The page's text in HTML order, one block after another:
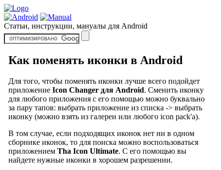
Статьи, инструкции, мануалы для Android
Как поменять иконки в Android
Для того, чтобы поменять иконки лучше всего подойдет
приложение Icon Changer для Android. Сменить иконку
для любого приложения с его помощью можно буквально
за пару тапов: выбрать приложение из списка -> выбрать
иконку (можно взять из галереи или любого icon pack'а).
В том случае, если подходящих иконок нет ни в одном
сборнике иконок, то для поиска можно воспользоваться
приложением Tha Icon Ultimate. С его помощью вы
найдете нужные иконки в хорошем разрешении.